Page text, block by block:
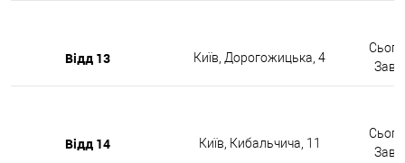
Відд 13 Київ, Дорогожицька, 4
Відд 14 Київ, Кибальчича, 11